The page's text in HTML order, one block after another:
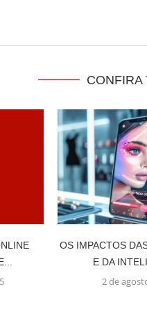
CONFIRA
OS IMPACTOS
E DA
2 de